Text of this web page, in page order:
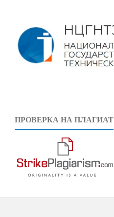
ПРОВЕРКА НА ПЛАГИАТ